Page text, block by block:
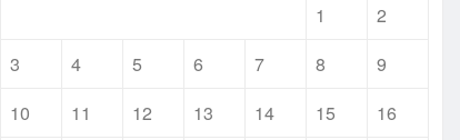
1
2
3
4 5 6 7 8
9
10
11 12 13 14 15
16